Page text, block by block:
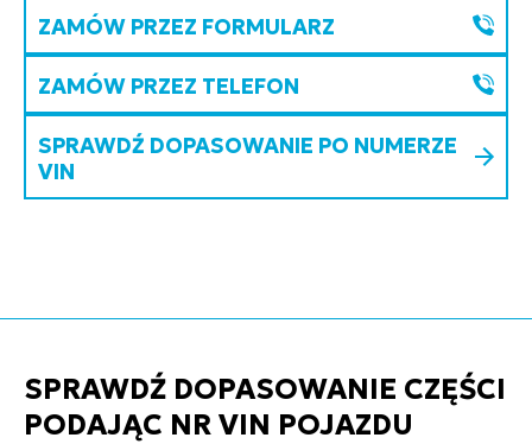
ZAMÓW PRZEZ FORMULARZ
ZAMÓW PRZEZ TELEFON
SPRAWDŹ DOPASOWANIE PO NUMERZE
VIN
SPRAWDŹ DOPASOWANIE CZĘŚCI
PODAJĄC NR VIN POJAZDU